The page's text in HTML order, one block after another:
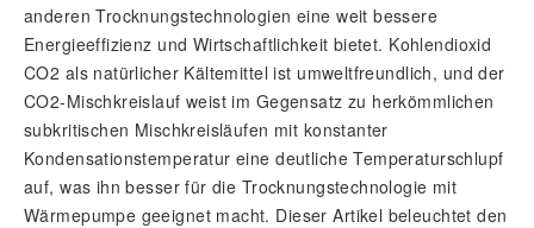
anderen Trocknungstechnologien eine weit bessere
Energieeffizienz und Wirtschaftlichkeit bietet. Kohlendioxid
CO2 als natürlicher Kältemittel ist umweltfreundlich, und der
CO2-Mischkreislauf weist im Gegensatz zu herkömmlichen
subkritischen Mischkreisläufen mit konstanter
Kondensationstemperatur eine deutliche Temperaturschlupf
auf, was ihn besser für die Trocknungstechnologie mit
Wärmepumpe geeignet macht. Dieser Artikel beleuchtet den